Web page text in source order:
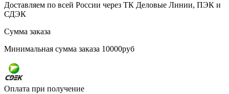
Доставляем по всей России через ТК Деловые Линии, ПЭК и
СДЭК
Сумма заказа
Минимальная сумма заказа 10000руб
Оплата при получение